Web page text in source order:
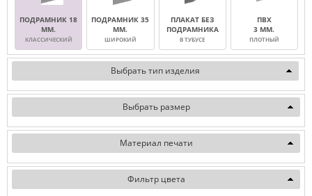
ПОДРАМНИК 18
ММ.
КЛАССИЧЕСКИЙ
ПОДРАМНИК 35
ММ.
ШИРОКИЙ
ПЛАКАТ БЕЗ
ПОДРАМНИКА
В ТУБУСЕ
ПВХ
3 ММ.
ПЛОТНЫЙ
Выбрать тип изделия
Выбрать размер
Материал печати
Фильтр цвета